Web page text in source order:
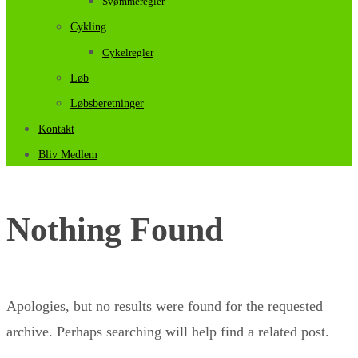
Cykling
Cykelregler
Løb
Løbsberetninger
Kontakt
Bliv Medlem
Nothing Found
Apologies, but no results were found for the requested
archive. Perhaps searching will help find a related post.